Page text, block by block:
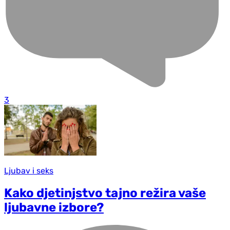
3
Ljubav i seks
Kako d‌jetinjstvo tajno režira vaše
ljubavne izbore?